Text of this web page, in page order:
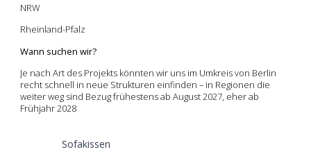
NRW
Rheinland-Pfalz
Wann suchen wir?
Je nach Art des Projekts könnten wir uns im Umkreis von Berlin
recht schnell in neue Strukturen einfinden – in Regionen die
weiter weg sind Bezug frühestens ab August 2027, eher ab
Frühjahr 2028
Sofakissen